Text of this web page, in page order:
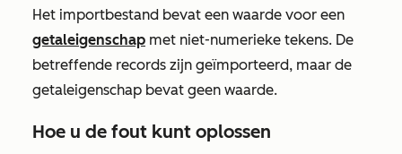
Het importbestand bevat een waarde voor een
getaleigenschap met niet-numerieke tekens. De
betreffende records zijn geïmporteerd, maar de
getaleigenschap bevat geen waarde.
Hoe u de fout kunt oplossen